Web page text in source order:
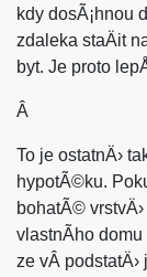
kdy dosÃ¡hnou
zdaleka staÄit
byt. Je proto
Â
To je ostatnÄ›
hypotÃ©ku.
bohatÃ©
vlastnÃ­ho
ze vÂ